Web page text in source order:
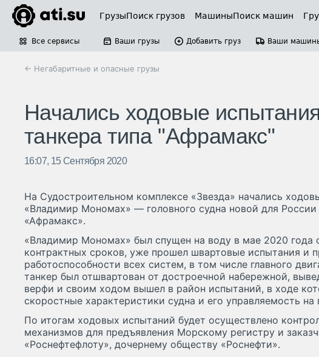
ГрузыПоиск грузов МашиныПоиск машин
Все сервисы Ваши грузы Добавить груз Ваши
← Негабаритные и опасные грузы
Начались ходовые
танкера типа "Афрамакс"
16:07, 15 Сентября 2020
На Судостроительном комплексе «Звезда» начались
«Владимир Мономах» — головного судна новой для России
«Афрамакс».
«Владимир Мономах» был спущен на воду в мае 2020 года
контрактных сроков, уже прошел швартовые испытания и
работоспособности всех систем, в том числе главного
танкер был отшвартован от достроечной набережной,
верфи и своим ходом вышел в район испытаний, в ходе
скоростные характеристики судна и его управляемость
По итогам ходовых испытаний будет осуществлено
механизмов для предъявления Морскому регистру и
«Роснефтефлоту», дочернему обществу «Роснефти».